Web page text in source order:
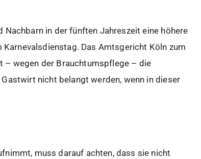
in der fünften Jahreszeit eine höhere
Das Amtsgericht Köln zum
– wegen der Brauchtumspflege – die
nicht belangt werden, wenn in dieser
muss darauf achten, dass sie nicht